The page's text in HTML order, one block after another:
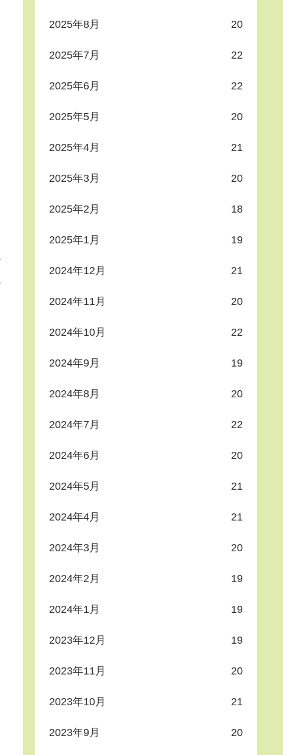
2025年8月 20
2025年7月 22
2025年6月 22
2025年5月 20
2025年4月 21
2025年3月 20
2025年2月 18
2025年1月 19
2024年12月 21
2024年11月 20
2024年10月 22
2024年9月 19
2024年8月 20
2024年7月 22
2024年6月 20
2024年5月 21
2024年4月 21
2024年3月 20
2024年2月 19
2024年1月 19
2023年12月 19
2023年11月 20
2023年10月 21
2023年9月 20